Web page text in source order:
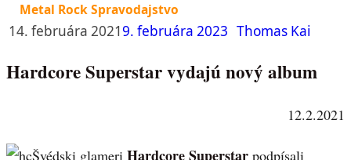
Metal Rock Spravodajstvo
14. februára 20219. februára 2023 Thomas Kai
Hardcore Superstar vydajú nový album
12.2.2021
Švédski glameri Hardcore Superstar podpísali